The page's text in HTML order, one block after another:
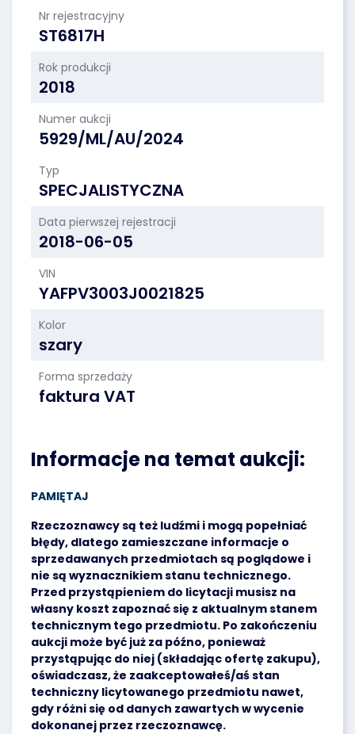
Nr rejestracyjny
ST6817H
Rok produkcji
2018
Numer aukcji
5929/ML/AU/2024
Typ
SPECJALISTYCZNA
Data pierwszej rejestracji
2018-06-05
VIN
YAFPV3003J0021825
Kolor
szary
Forma sprzedaży
faktura VAT
Informacje na temat aukcji:
PAMIĘTAJ
Rzeczoznawcy są też ludźmi i mogą popełniać
błędy, dlatego zamieszczane informacje o
sprzedawanych przedmiotach są poglądowe i
nie są wyznacznikiem stanu technicznego.
Przed przystąpieniem do licytacji musisz na
własny koszt zapoznać się z aktualnym stanem
technicznym tego przedmiotu. Po zakończeniu
aukcji może być już za późno, ponieważ
przystąpując do niej (składając ofertę zakupu),
oświadczasz, że zaakceptowałeś/aś stan
techniczny licytowanego przedmiotu nawet,
gdy różni się od danych zawartych w wycenie
dokonanej przez rzeczoznawcę.